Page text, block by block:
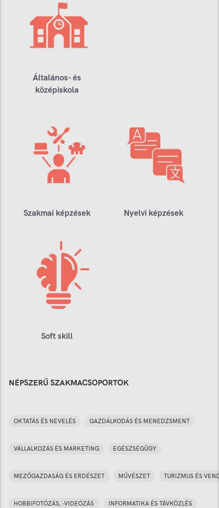
Általános- és
középiskola
Szakmai képzések Nyelvi képzések
Soft skill
NÉPSZERŰ SZAKMACSOPORTOK
OKTATÁS ÉS NEVELÉS GAZDÁLKODÁS ÉS MENEDZSMENT
VÁLLALKOZÁS ÉS MARKETING EGÉSZSÉGÜGY
MEZŐGAZDASÁG ÉS ERDÉSZET MŰVÉSZET TURIZMUS ÉS
HOBBIFOTÓZÁS, -VIDEÓZÁS INFORMATIKA ÉS TÁVKÖZLÉS